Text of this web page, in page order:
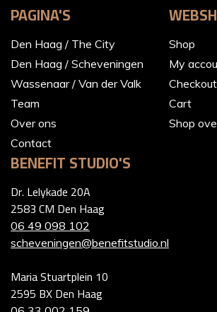
PAGINA'S
Den Haag / The City
Den Haag / Scheveningen
Wassenaar / Van der Valk
Team
Over ons
Contact
Shop
My
Checkout
Cart
Shop
BENEFIT STUDIO'S
Dr. Lelykade 20A
2583 CM Den Haag
06 49 098 102
scheveningen@benefitstudio.nl
Maria Stuartplein 10
2595 BX Den Haag